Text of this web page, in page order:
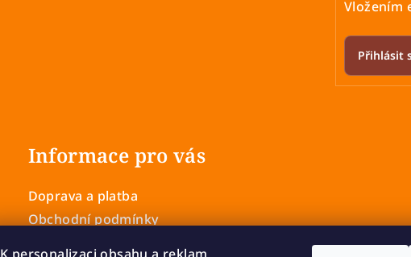
Vložením
Přihlásit
Informace pro vás
Doprava a platba
Obchodní podmínky